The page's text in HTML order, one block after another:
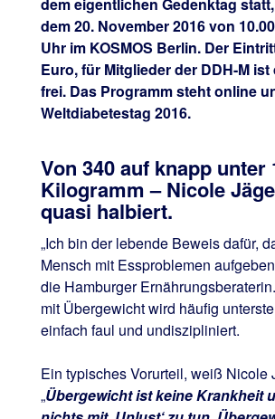
dem eigentlichen Gedenktag
dem 20. November 2016 von
Uhr im KOSMOS Berlin. Der
Euro, für Mitglieder der DDH-M
frei. Das Programm steht online
Weltdiabetestag 2016.
Von 340 auf knapp unter
Kilogramm – Nicole
quasi halbiert.
„Ich bin der lebende Beweis dafür,
Mensch mit Essproblemen
die Hamburger
mit Übergewicht wird häufig
einfach faul und undiszipliniert.
Ein typisches Vorurteil, weiß Nicole
„Übergewicht ist keine Krankheit